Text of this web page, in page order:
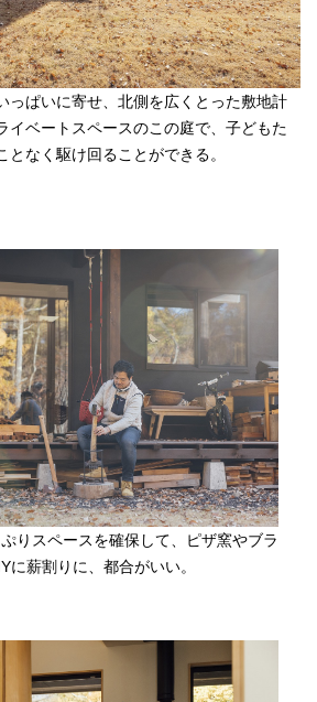
っぱいに寄せ、北側を広くとった敷地計
イベートスペースのこの庭で、子どもた
となく駆け回ることができる。
りスペースを確保して、ピザ窯やブラ
に薪割りに、都合がいい。